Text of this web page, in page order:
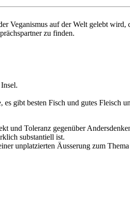
Veganismus auf der Welt gelebt wird,
zu finden.
es gibt besten Fisch und gutes Fleisch
und Toleranz gegenüber
substantiell ist.
unplatzierten Äusserung zum